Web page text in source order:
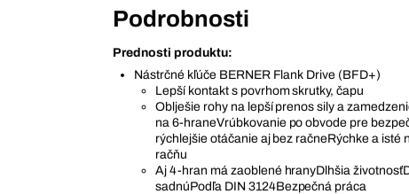
Podrobnosti
Prednosti produktu:
Nástrčné kľúče BERNER Flank Drive (BFD+)
Lepší kontakt s povrhom skrutky, čapu
Oblješie rohy na lepší prenos sily a
na 6-hraneVrúbkovanie po obvode pre
rýchlejšie otáčanie aj bez račneRýchke a isté
račňu
Aj 4-hran má zaoblené hranyDlhšia
sadnúPodľa DIN 3124Bezpečná práca